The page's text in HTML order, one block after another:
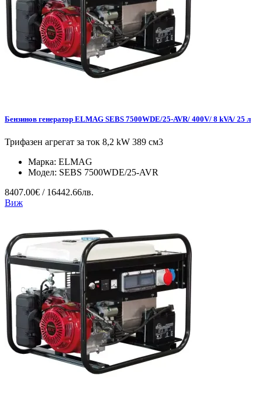
Бензинов генератор ELMAG SEBS 7500WDE/25-AVR/ 400V/ 8 kVA/ 25 л
Трифазен агрегат за ток 8,2 kW 389 см3
Марка: ELMAG
Модел: SEBS 7500WDE/25-AVR
8407.00€ / 16442.66лв.
Виж